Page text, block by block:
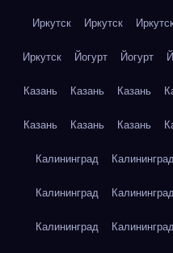
Иркутск Иркутск
Иркутск Йогурт Йогурт
Казань Казань Казань
Казань Казань Казань
Калининград
Калининград
Калининград